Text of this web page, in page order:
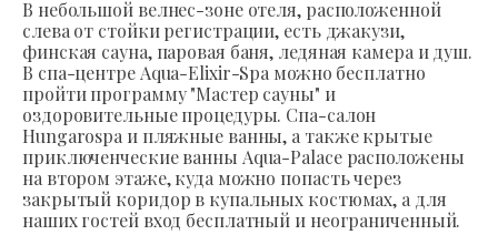
В небольшой велнес-зоне отеля, расположенной
слева от стойки регистрации, есть джакузи,
финская сауна, паровая баня, ледяная камера и душ.
В спа-центре Aqua-Elixir-Spa можно бесплатно
пройти программу "Мастер сауны" и
оздоровительные процедуры. Спа-салон
Hungarospa и пляжные ванны, а также крытые
приключенческие ванны Aqua-Palace расположены
на втором этаже, куда можно попасть через
закрытый коридор в купальных костюмах, а для
наших гостей вход бесплатный и неограниченный.